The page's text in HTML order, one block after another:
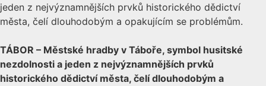
jeden z nejvýznamnějších prvků historického dědictví
města, čelí dlouhodobým a opakujícím se problémům.
TÁBOR – Městské hradby v Táboře, symbol husitské
nezdolnosti a jeden z nejvýznamnějších prvků
historického dědictví města, čelí dlouhodobým a